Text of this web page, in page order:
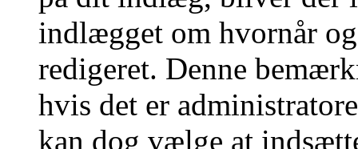
indlægget om hvornår
redigeret. Denne
hvis det er
kan dog vælge at